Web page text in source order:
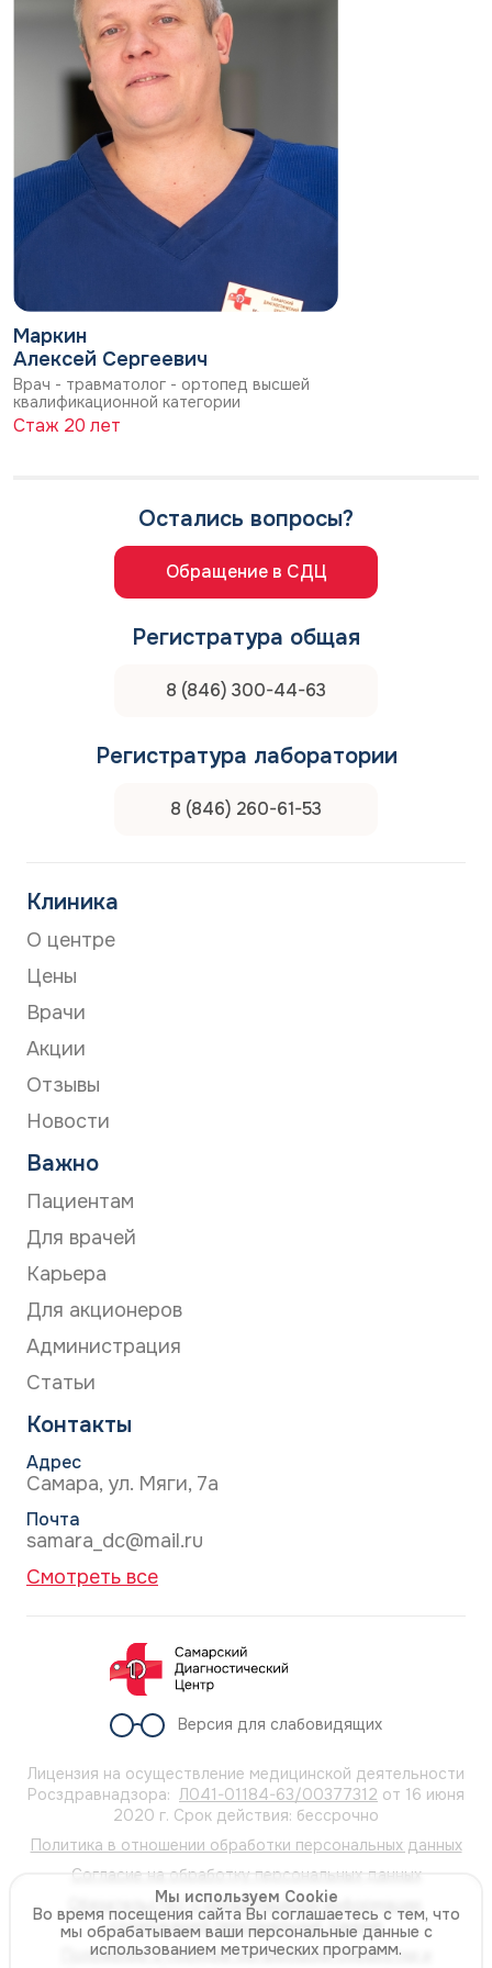
Маркин
Алексей Сергеевич
Врач - травматолог - ортопед высшей
квалификационной категории
Стаж 20 лет
Остались вопросы?
Обращение в СДЦ
Регистратура общая
8 (846) 300-44-63
Регистратура лаборатории
8 (846) 260-61-53
Клиника
О центре
Цены
Врачи
Акции
Отзывы
Новости
Важно
Пациентам
Для врачей
Карьера
Для акционеров
Администрация
Статьи
Контакты
Адрес
Самара, ул. Мяги, 7а
Почта
samara_dc@mail.ru
Смотреть все
Версия для слабовидящих
Лицензия на осуществление медицинской деятельности
Росздравнадзора: Л041-01184-63/00377312 от 16 июня
2020 г. Срок действия: бессрочно
Политика в отношении обработки персональных данных
Согласие на обработку персональных данных
Обязательство о неразглашении информации,
содержащей персональные данные
Положение о порядке организации обработки и
Мы используем Cookie
Во время посещения сайта Вы соглашаетесь с тем, что
мы обрабатываем ваши персональные данные с
использованием метрических программ.